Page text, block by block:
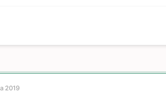
2019